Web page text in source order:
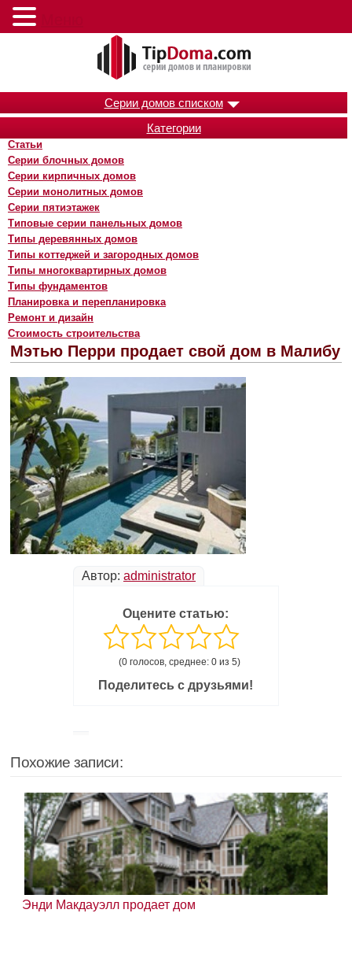
Серии домов списком
Категории
Статьи
Серии блочных домов
Серии кирпичных домов
Серии монолитных домов
Серии пятиэтажек
Типовые серии панельных домов
Типы деревянных домов
Типы коттеджей и загородных домов
Типы многоквартирных домов
Типы фундаментов
Планировка и перепланировка
Ремонт и дизайн
Стоимость строительства
Мэтью Перри продает свой дом в Малибу
Автор: administrator
Оцените статью:
(0 голосов, среднее: 0 из 5)
Поделитесь с друзьями!
Похожие записи:
Энди Макдауэлл продает дом